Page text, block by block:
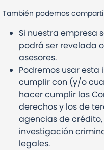
También podemos
Si nuestra empresa
podrá ser revelada
asesores.
Podremos usar
cumplir con (y/o
hacer cumplir las
derechos y los de
agencias de
investigación
legales.